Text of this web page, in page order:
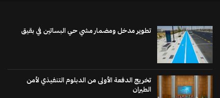
تطوير مدخل ومضمار مشي حي البساتين في بقيق
تخريج الدفعة الأولى من الدبلوم التنفيذي لأمن
الطيران